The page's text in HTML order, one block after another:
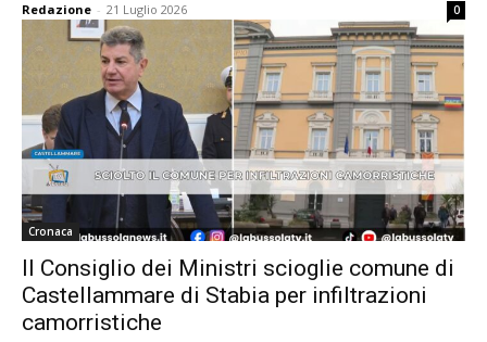
Redazione - 21 Luglio 2026 0
Cronaca
Il Consiglio dei Ministri scioglie comune di
Castellammare di Stabia per infiltrazioni
camorristiche